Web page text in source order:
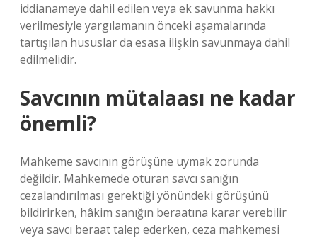
iddianameye dahil edilen veya ek savunma hakkı
verilmesiyle yargılamanın önceki aşamalarında
tartışılan hususlar da esasa ilişkin savunmaya dahil
edilmelidir.
Savcının mütalaası ne kadar
önemli?
Mahkeme savcının görüşüne uymak zorunda
değildir. Mahkemede oturan savcı sanığın
cezalandırılması gerektiği yönündeki görüşünü
bildirirken, hâkim sanığın beraatına karar verebilir
veya savcı beraat talep ederken, ceza mahkemesi